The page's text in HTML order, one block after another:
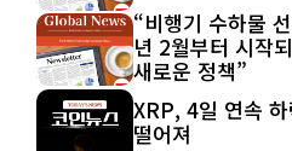
“비행기 수하물
년 2월부터 시작
새로운 정책”
XRP, 4일 연속
떨어져